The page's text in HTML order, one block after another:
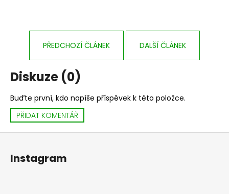
PŘEDCHOZÍ ČLÁNEK DALŠÍ ČLÁNEK
Diskuze (0)
Buďte první, kdo napíše příspěvek k této položce.
PŘIDAT KOMENTÁŘ
Instagram